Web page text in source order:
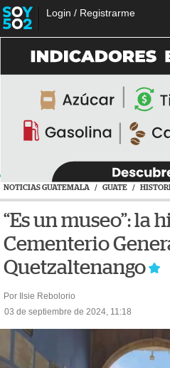
Login / Registrarme
NOTICIAS GUATEMALA / GUATE /
“Es un museo”: la
Cementerio
Quetzaltenango
Por Ilsie Rebolorio
03 de septiembre de 2024, 11:18